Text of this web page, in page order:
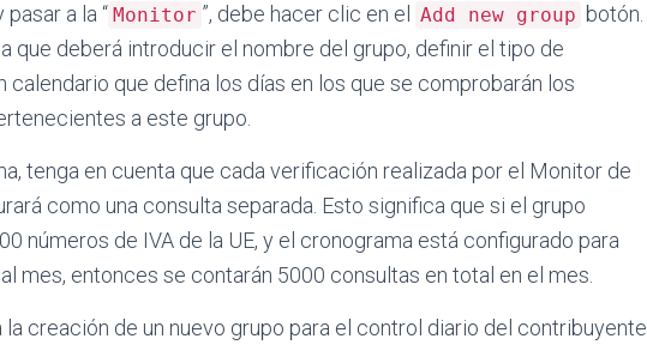
a la “ Monitor ”, debe hacer clic en el Add new group botón.
que deberá introducir el nombre del grupo, definir el tipo de
que defina los días en los que se comprobarán los
a este grupo.
tenga en cuenta que cada verificación realizada por el Monitor de
como una consulta separada. Esto significa que si el grupo
números de IVA de la UE, y el cronograma está configurado para
mes, entonces se contarán 5000 consultas en total en el mes.
creación de un nuevo grupo para el control diario del contribuyente